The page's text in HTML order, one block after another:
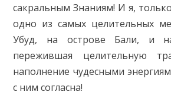
сакральным Знаниям! И я,
одно из самых целительных
Убуд, на острове Бали, и
пережившая целительную
наполнение чудесными
с ним согласна!